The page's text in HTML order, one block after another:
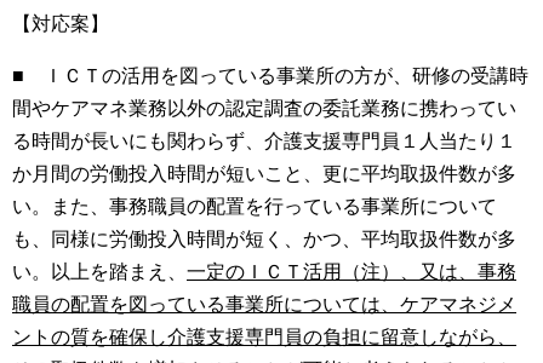
【対応案】
■ ＩＣＴの活用を図っている事業所の方が、研修の受講時
間やケアマネ業務以外の認定調査の委託業務に携わってい
る時間が長いにも関わらず、介護支援専門員１人当たり１
か月間の労働投入時間が短いこと、更に平均取扱件数が多
い。また、事務職員の配置を行っている事業所について
も、同様に労働投入時間が短く、かつ、平均取扱件数が多
い。以上を踏まえ、 一定のＩＣＴ活用（注）、又は、事務
職員の配置を図っている事業所については、ケアマネジメ
ントの質を確保し介護支援専門員の負担に留意しながら、